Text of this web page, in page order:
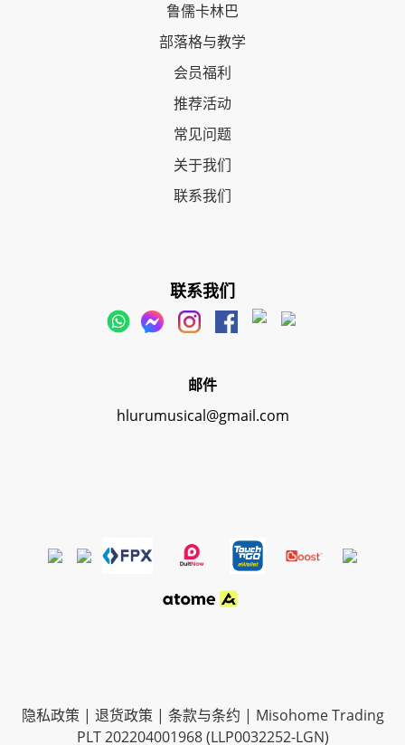
鲁儒卡林巴
部落格与教学
会员福利
推荐活动
常见问题
关于我们
联系我们
联系我们
邮件
hlurumusical@gmail.com
隐私政策 | 退货政策 | 条款与条约 | Misohome Trading
PLT 202204001968 (LLP0032252-LGN)